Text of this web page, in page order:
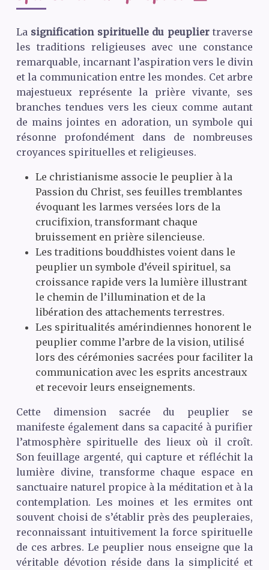
La signification spirituelle du peupliertraverse
les traditions religieuses avec une constance
remarquable, incarnant l’aspiration vers le divin
et la communication entre les mondes. Cet arbre
majestueux représente la prière vivante, ses
branches tendues vers les cieux comme autant
de mains jointes en adoration, un symbole qui
résonne profondément dans de nombreuses
croyances spirituelles et religieuses.
Le christianisme associe le peuplier à la
Passion du Christ, ses feuilles tremblantes
évoquant les larmes versées lors de la
crucifixion, transformant chaque
bruissement en prière silencieuse.
Les traditions bouddhistes voient dans le
peuplier un symbole d’éveil spirituel, sa
croissance rapide vers la lumière illustrant
le chemin de l’illumination et de la
libération des attachements terrestres.
Les spiritualités amérindiennes honorent le
peuplier comme l’arbre de la vision, utilisé
lors des cérémonies sacrées pour faciliter la
communication avec les esprits ancestraux
et recevoir leurs enseignements.
Cette dimension sacrée du peuplier se
manifeste également dans sa capacité à purifier
l’atmosphère spirituelle des lieux où il croît.
Son feuillage argenté, qui capture et réfléchit la
lumière divine, transforme chaque espace en
sanctuaire naturel propice à la méditation et à la
contemplation. Les moines et les ermites ont
souvent choisi de s’établir près des peupleraies,
reconnaissant intuitivement la force spirituelle
de ces arbres. Le peuplier nous enseigne que la
véritable dévotion réside dans la simplicité et